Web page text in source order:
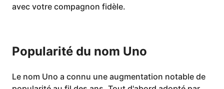
avec votre compagnon fidèle.
Popularité du nom Uno
Le nom Uno a connu une augmentation notable de